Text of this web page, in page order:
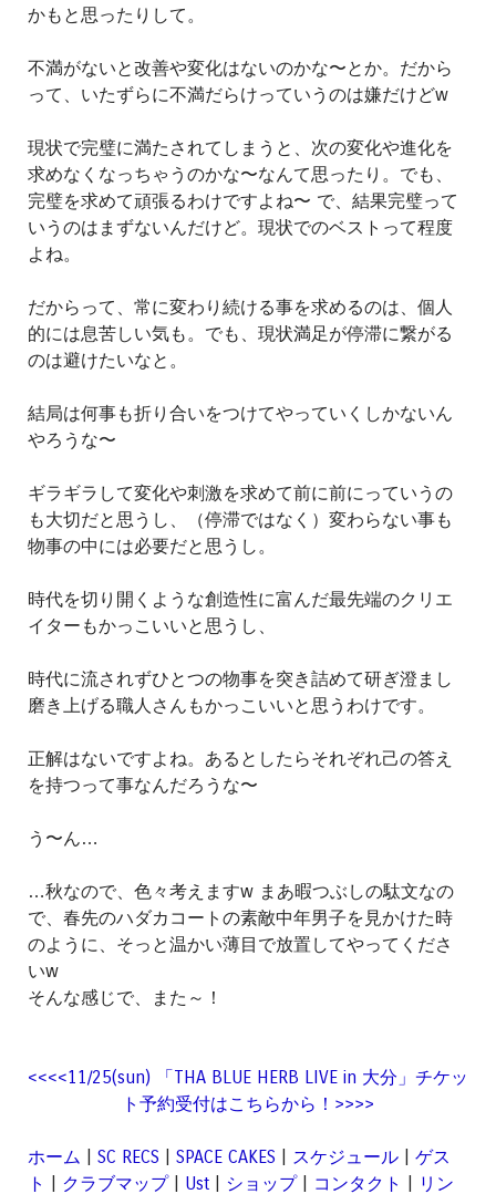
かもと思ったりして。
不満がないと改善や変化はないのかな〜とか。だから
って、いたずらに不満だらけっていうのは嫌だけどw
現状で完璧に満たされてしまうと、次の変化や進化を
求めなくなっちゃうのかな〜なんて思ったり。でも、
完璧を求めて頑張るわけですよね〜 で、結果完璧って
いうのはまずないんだけど。現状でのベストって程度
よね。
だからって、常に変わり続ける事を求めるのは、個人
的には息苦しい気も。でも、現状満足が停滞に繋がる
のは避けたいなと。
結局は何事も折り合いをつけてやっていくしかないん
やろうな〜
ギラギラして変化や刺激を求めて前に前にっていうの
も大切だと思うし、（停滞ではなく）変わらない事も
物事の中には必要だと思うし。
時代を切り開くような創造性に富んだ最先端のクリエ
イターもかっこいいと思うし、
時代に流されずひとつの物事を突き詰めて研ぎ澄まし
磨き上げる職人さんもかっこいいと思うわけです。
正解はないですよね。あるとしたらそれぞれ己の答え
を持つって事なんだろうな〜
う〜ん…
…秋なので、色々考えますw まあ暇つぶしの駄文なの
で、春先のハダカコートの素敵中年男子を見かけた時
のように、そっと温かい薄目で放置してやってくださ
いw
そんな感じで、また～！
<<<<11/25(sun) 「THA BLUE HERB LIVE in 大分」チケッ
ト予約受付はこちらから！>>>>
ホーム SC RECS SPACE CAKES スケジュール
ゲス
ト
クラブマップ| Ust ショップ| コンタクト リン